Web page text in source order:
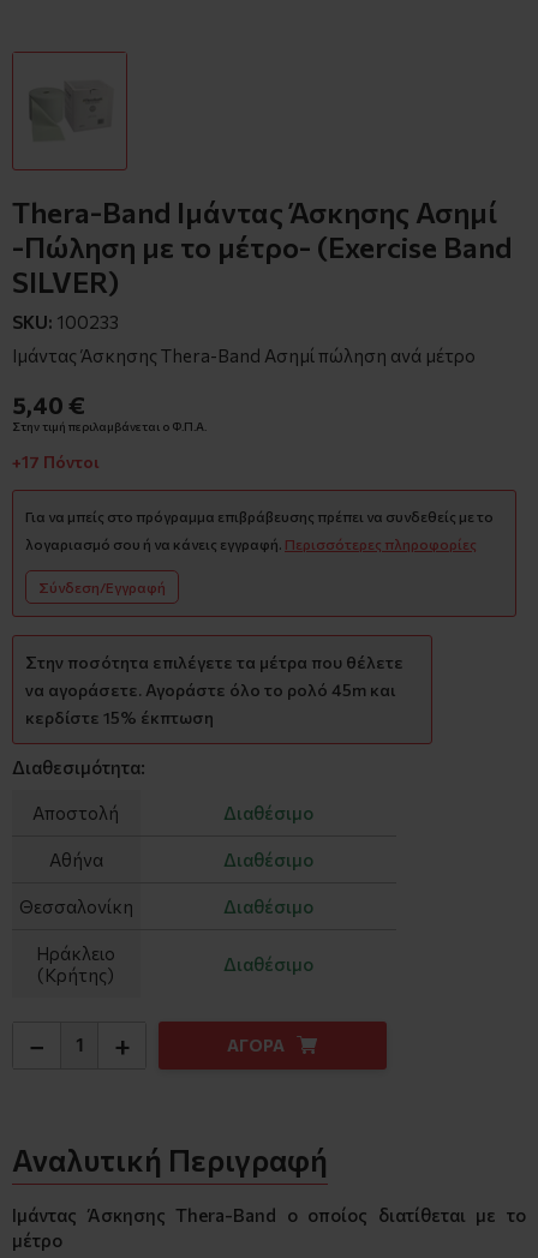
Thera-Band Ιμάντας Άσκησης Ασημί
-Πώληση με το μέτρο- (Exercise Band
SILVER)
SKU: 100233
Ιμάντας Άσκησης Thera-Band Ασημί πώληση ανά μέτρο
5,40 €
Στην τιμή περιλαμβάνεται ο Φ.Π.Α.
+17 Πόντοι
Για να μπείς στο πρόγραμμα επιβράβευσης πρέπει να συνδεθείς με το
λογαριασμό σου ή να κάνεις εγγραφή. Περισσότερες πληροφορίες
Σύνδεση/Εγγραφή
Στην ποσότητα επιλέγετε τα μέτρα που θέλετε
να αγοράσετε. Αγοράστε όλο το ρολό 45m και
κερδίστε 15% έκπτωση
Διαθεσιμότητα:
Αποστολή Διαθέσιμο
Αθήνα Διαθέσιμο
Θεσσαλονίκη Διαθέσιμο
Ηράκλειο
(Κρήτης)
Διαθέσιμο
− + ΑΓΟΡΑ
Αναλυτική Περιγραφή
Ιμάντας Άσκησης Thera-Band ο οποίος διατίθεται με το
μέτρο